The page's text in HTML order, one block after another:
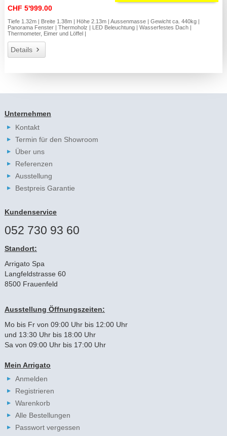
CHF 5'999.00
Tiefe 1.32m | Breite 1.38m | Höhe 2.13m | Aussenmasse | Gewicht ca. 440kg |
Panorama Fenster | Thermoholz | LED Beleuchtung | Wasserfestes Dach |
Thermometer, Eimer und Löffel |
Details
Unternehmen
Kontakt
Termin für den Showroom
Über uns
Referenzen
Ausstellung
Bestpreis Garantie
Kundenservice
052 730 93 60
Standort:
Arrigato Spa
Langfeldstrasse 60
8500 Frauenfeld
Ausstellung Öffnungszeiten:
Mo bis Fr von 09:00 Uhr bis 12:00 Uhr
und 13:30 Uhr bis 18:00 Uhr
Sa von 09:00 Uhr bis 17:00 Uhr
Mein Arrigato
Anmelden
Registrieren
Warenkorb
Alle Bestellungen
Passwort vergessen